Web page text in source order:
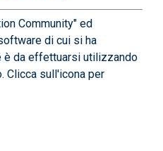
Community" ed
di cui si ha
è da effettuarsi utilizzando
Clicca sull'icona per